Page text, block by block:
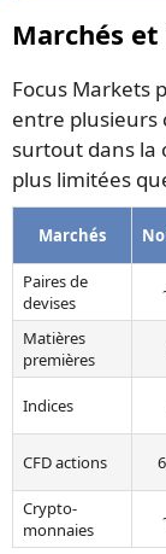
Marchés
Focus Markets
entre plusieurs
surtout dans la
plus limitées
Marchés
Paires de
devises
Matières
premières
Indices
CFD actions
Crypto-
monnaies